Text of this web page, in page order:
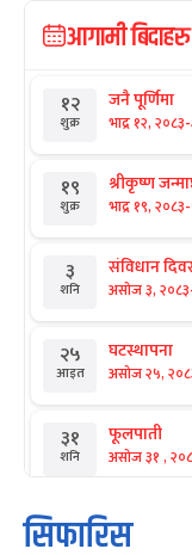
आगामी बिदाहरु
१२
शुक्र
जनै पूर्णिमा
भाद्र १२, २०८३-
१९
शुक्र
श्रीकृष्ण
भाद्र १९, २०८३-
३
शनि
संविधान
असोज ३, २०८३
२५
आइत
घटस्थापना
असोज २५,
३१
शनि
फूलपाती
असोज ३१ ,
१
आइत
कार्तिक
कार्तिक १, २०८३
सिफारिस